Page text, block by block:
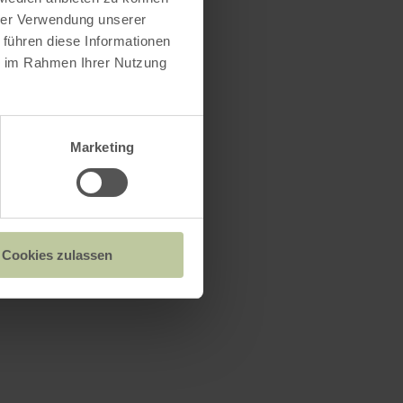
Verwendung unserer
diese Informationen
Rahmen Ihrer Nutzung
Marketing
Cookies zulassen